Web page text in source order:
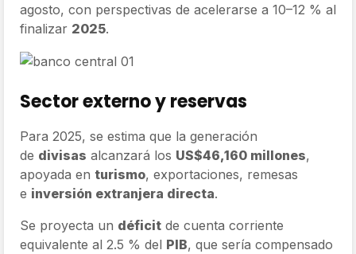
agosto, con perspectivas de acelerarse a 10–12 % al
finalizar 2025.
Sector externo y reservas
Para 2025, se estima que la generación
de divisas alcanzará los US$46,160 millones,
apoyada en turismo, exportaciones, remesas
e inversión extranjera directa.
Se proyecta un déficit de cuenta corriente
equivalente al 2.5 % del PIB, que sería compensado